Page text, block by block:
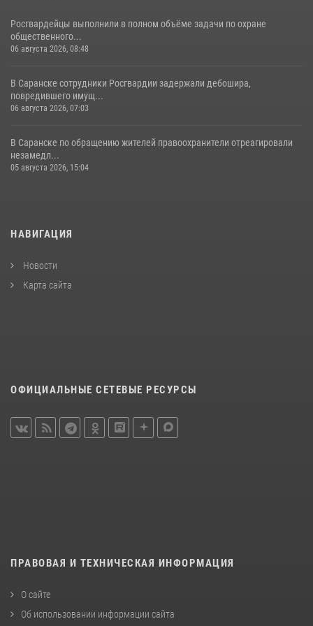
Росгвардейцы выполнили в полном объёме задачи по охране
общественного...
06 августа 2026, 08:48
В Саранске сотрудники Росгвардии задержали дебошира,
повредившего имущ...
06 августа 2026, 07:03
В Саранске по обращению жителей правоохранители отреагировали
незамедл...
05 августа 2026, 15:04
НАВИГАЦИЯ
Новости
Карта сайта
ОФИЦИАЛЬНЫЕ СЕТЕВЫЕ РЕСУРСЫ
ПРАВОВАЯ И ТЕХНИЧЕСКАЯ ИНФОРМАЦИЯ
О сайте
Об использовании информации сайта